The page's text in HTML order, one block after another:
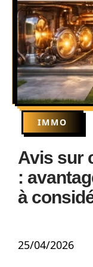
IMMO
Avis sur
:
à
25/04/2026